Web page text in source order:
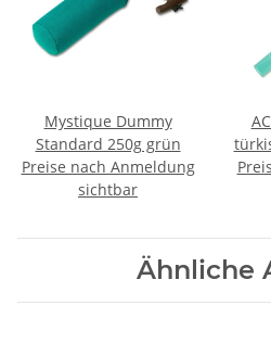
Mystique Dummy
Standard 250g grün
Preise nach Anmeldung
sichtbar
Ähnliche